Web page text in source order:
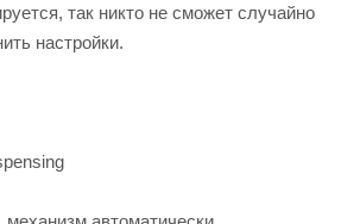
так никто не сможет случайно
настройки.